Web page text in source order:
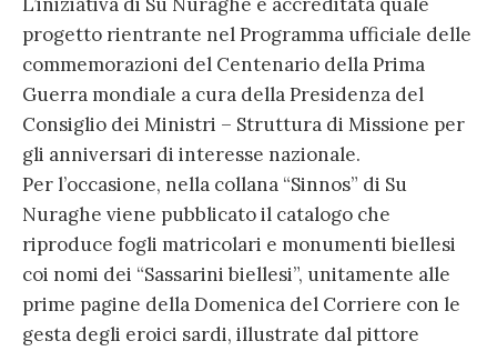
progetto rientrante nel Programma ufficiale delle
commemorazioni del Centenario della Prima
Guerra mondiale a cura della Presidenza del
Consiglio dei Ministri – Struttura di Missione per
gli anniversari di interesse nazionale.
Per l’occasione, nella collana “Sinnos” di Su
Nuraghe viene pubblicato il catalogo che
riproduce fogli matricolari e monumenti biellesi
coi nomi dei “Sassarini biellesi”, unitamente alle
prime pagine della Domenica del Corriere con le
gesta degli eroici sardi, illustrate dal pittore